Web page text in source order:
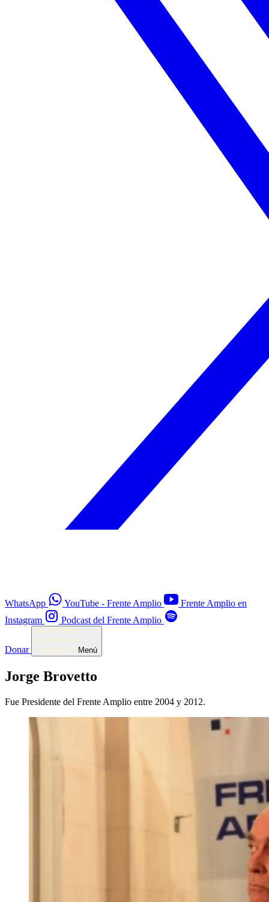
WhatsApp YouTube - Frente Amplio
Frente Amplio en
Instagram
Podcast del Frente Amplio
Donar Menú
Jorge Brovetto
Fue Presidente del Frente Amplio entre 2004 y 2012.